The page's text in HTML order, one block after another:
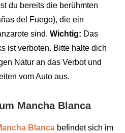
du bereits die berühmten
del Fuego), die ein
sind. Wichtig: Das
ist verboten. Bitte halte dich
Natur an das Verbot und
vom Auto aus.
Mancha Blanca
Blanca befindet sich im